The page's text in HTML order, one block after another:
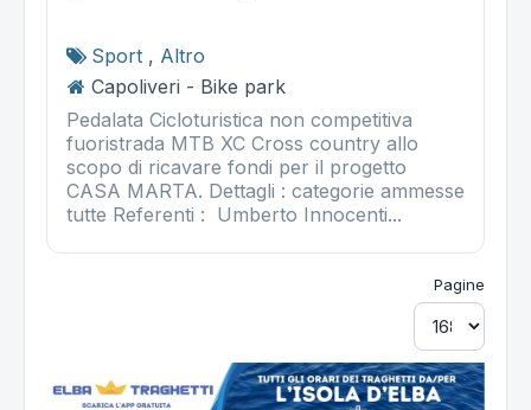
Sport , Altro
Capoliveri - Bike park
Pedalata Cicloturistica non competitiva
fuoristrada MTB XC Cross country allo
scopo di ricavare fondi per il progetto
CASA MARTA. Dettagli : categorie ammesse
tutte Referenti : Umberto Innocenti...
Pagine